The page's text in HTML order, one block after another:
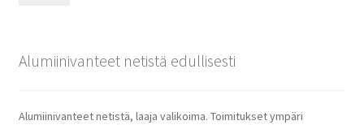
Alumiinivanteet netistä edullisesti
Alumiinivanteet netistä, laaja valikoima. Toimitukset ympäri